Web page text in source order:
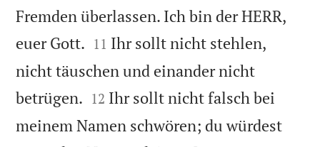
Fremden überlassen. Ich bin der HERR,
euer Gott. 

11 Ihr sollt nicht stehlen,
nicht täuschen und einander nicht
betrügen. 

12 Ihr sollt nicht falsch bei
meinem Namen schwören; du würdest